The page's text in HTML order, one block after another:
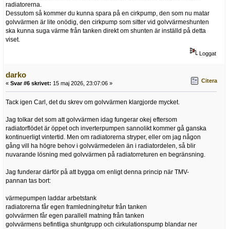
radiatorerna.
Dessutom så kommer du kunna spara på en cirkpump, den som nu matar
golvvärmen är lite onödig, den cirkpump som sitter vid golvvärmeshunten
ska kunna suga värme från tanken direkt om shunten är inställd på detta
viset.
Loggat
darko
« Svar #6 skrivet: 15 maj 2026, 23:07:06 » Citera
Tack igen Carl, det du skrev om golvvärmen klargjorde mycket.
Jag tolkar det som att golvvärmen idag fungerar okej eftersom
radiatorflödet är öppet och inverterpumpen sannolikt kommer gå ganska
kontinuerligt vintertid. Men om radiatorerna stryper, eller om jag någon
gång vill ha högre behov i golvvärmedelen än i radiatordelen, så blir
nuvarande lösning med golvvärmen på radiatorreturen en begränsning.
Jag funderar därför på att bygga om enligt denna princip när TMV-
pannan tas bort:
värmepumpen laddar arbetstank
radiatorerna får egen framledning/retur från tanken
golvvärmen får egen parallell matning från tanken
golvvärmens befintliga shuntgrupp och cirkulationspump blandar ner